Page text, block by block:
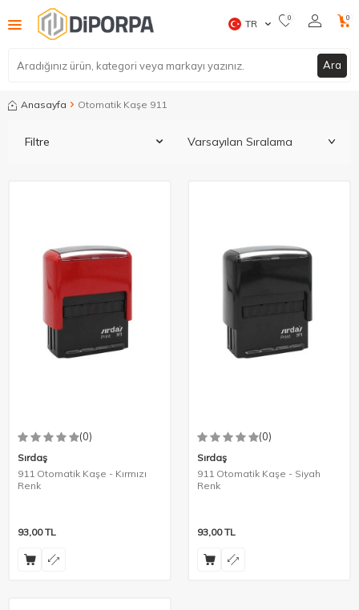
Ara
TR 0 0
Anasayfa Otomatik Kaşe 911
Filtre
(0)
Sırdaş
911 Otomatik Kaşe - Kırmızı
Renk
93,00TL
(0)
Sırdaş
911 Otomatik Kaşe - Siyah
Renk
93,00TL